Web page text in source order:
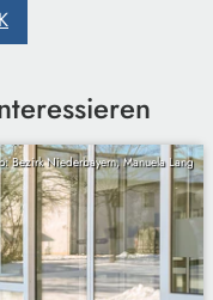
Bezirk Niederbayern, Manuela Lang